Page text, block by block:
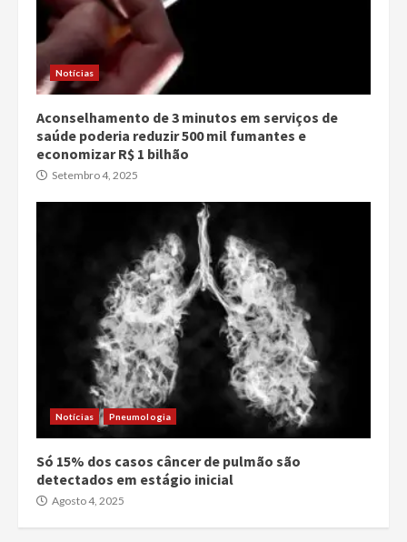
Notícias
Aconselhamento de 3 minutos em serviços de
saúde poderia reduzir 500 mil fumantes e
economizar R$ 1 bilhão
Setembro 4, 2025
Notícias Pneumologia
Só 15% dos casos câncer de pulmão são
detectados em estágio inicial
Agosto 4, 2025